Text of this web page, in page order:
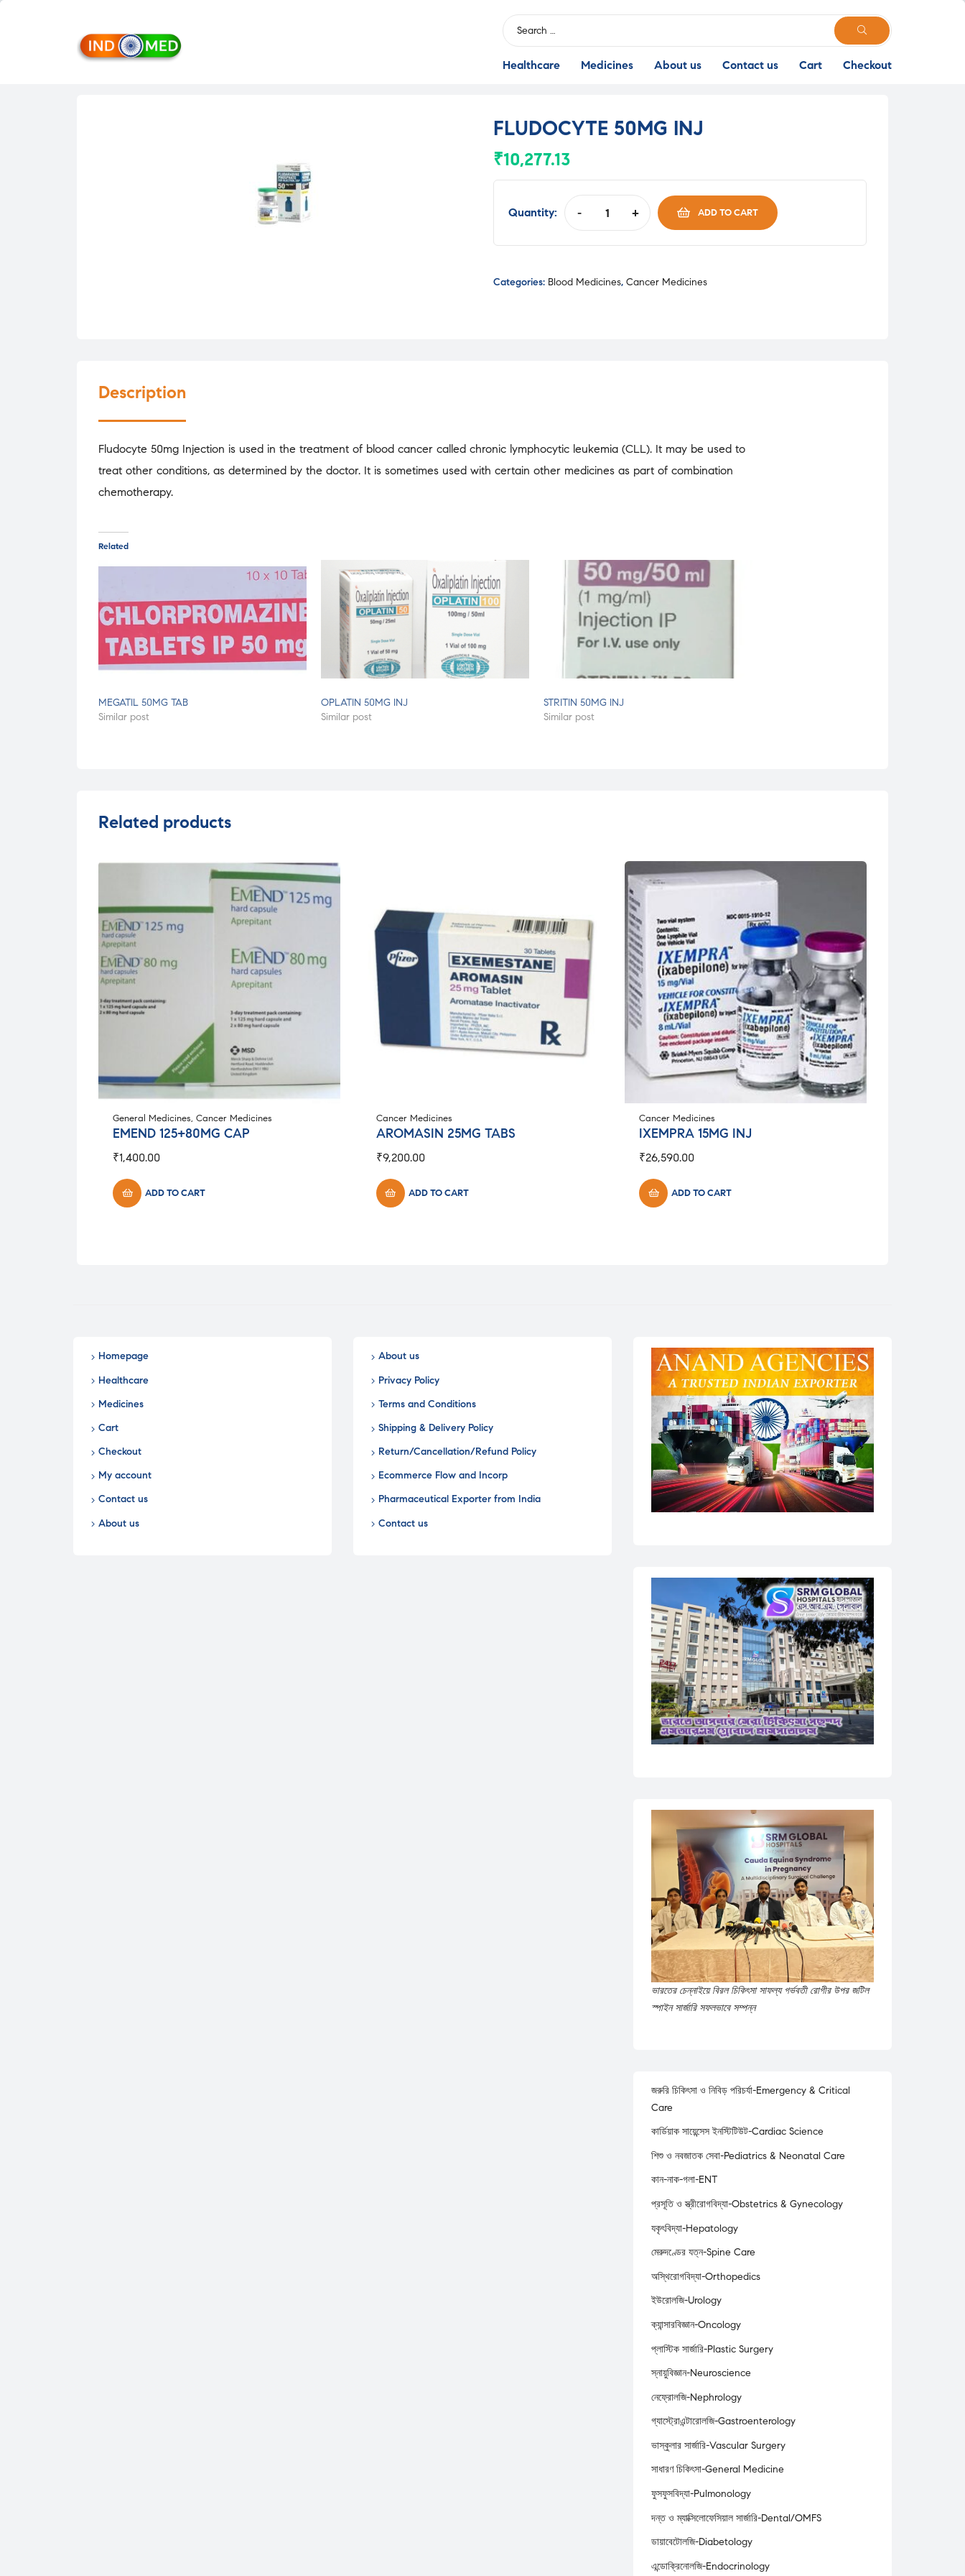
Search
for:
SEARCH
Healthcare Medicines About us Contact us Cart Checkout
FLUDOCYTE 50MG INJ
₹10,277.13
Quantity: -
FLUDOCYTE
+ ADD TO CART
Categories: Blood Medicines, Cancer Medicines
Description
Fludocyte 50mg Injection is used in the treatment of blood cancer called chronic lymphocytic leukemia (CLL). It may be used to
treat other conditions, as determined by the doctor. It is sometimes used with certain other medicines as part of combination
chemotherapy.
Related
MEGATIL 50MG TAB
Similar post
OPLATIN 50MG INJ
Similar post
STRITIN 50MG INJ
Similar post
Related products
General Medicines, Cancer Medicines
EMEND 125+80MG CAP
₹1,400.00
ADD TO CART
Cancer Medicines
AROMASIN 25MG TABS
₹9,200.00
ADD TO CART
Cancer Medicines
IXEMPRA 15MG INJ
₹26,590.00
ADD TO CART
Homepage
Healthcare
Medicines
Cart
Checkout
My account
Contact us
About us
About us
Privacy Policy
Terms and Conditions
Shipping & Delivery Policy
Return/Cancellation/Refund Policy
Ecommerce Flow and Incorp
Pharmaceutical Exporter from India
Contact us
ভারতের চেন্নাইয়ে বিরল চিকিৎসা সাফল্য গর্ভবতী রোগীর উপর জটিল
স্পাইন সার্জারি সফলভাবে সম্পন্ন
জরুরি চিকিৎসা ও নিবিড় পরিচর্যা-Emergency & Critical
Care
কার্ডিয়াক সায়েন্সেস ইনস্টিটিউট-Cardiac Science
শিশু ও নবজাতক সেবা-Pediatrics & Neonatal Care
কান-নাক-গলা-ENT
প্রসূতি ও স্ত্রীরোগবিদ্যা-Obstetrics & Gynecology
যকৃৎবিদ্যা-Hepatology
মেরুদণ্ডের যত্ন-Spine Care
অস্থিরোগবিদ্যা-Orthopedics
ইউরোলজি-Urology
ক্যান্সারবিজ্ঞান-Oncology
প্লাস্টিক সার্জারি-Plastic Surgery
স্নায়ুবিজ্ঞান-Neuroscience
নেফ্রোলজি-Nephrology
গ্যাস্ট্রোএন্টারোলজি-Gastroenterology
ভাস্কুলার সার্জারি-Vascular Surgery
সাধারণ চিকিৎসা-General Medicine
ফুসফুসবিদ্যা-Pulmonology
দন্ত ও ম্যাক্সিলোফেসিয়াল সার্জারি-Dental/OMFS
ডায়াবেটোলজি-Diabetology
এন্ডোক্রিনোলজি-Endocrinology